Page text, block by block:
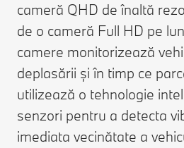
cameră QHD de înaltă
de o cameră Full HD pe
camere monitorizează
deplasării și în timp ce
utilizează o tehnologie
senzori pentru a detecta
imediata vecinătate a